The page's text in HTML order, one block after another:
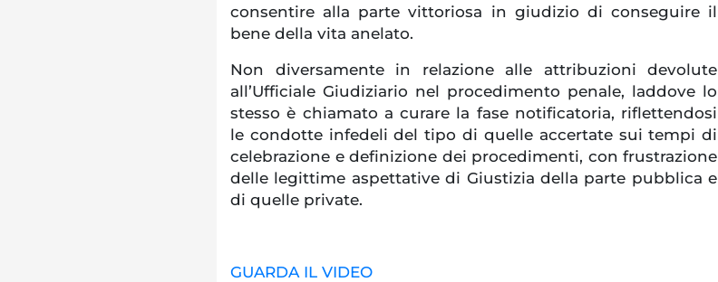
consentire alla parte vittoriosa in giudizio di conseguire il
bene della vita anelato.
Non diversamente in relazione alle attribuzioni devolute
all’Ufficiale Giudiziario nel procedimento penale, laddove lo
stesso è chiamato a curare la fase notificatoria, riflettendosi
le condotte infedeli del tipo di quelle accertate sui tempi di
celebrazione e definizione dei procedimenti, con frustrazione
delle legittime aspettative di Giustizia della parte pubblica e
di quelle private.
GUARDA IL VIDEO